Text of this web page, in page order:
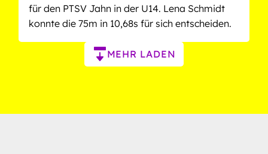
für den PTSV Jahn in der U14. Lena Schmidt
konnte die 75m in 10,68s für sich entscheiden.
Paginierung
MEHR LADEN